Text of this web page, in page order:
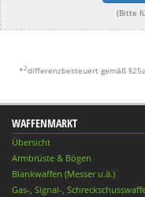
(Bitte
*2differenzbesteuert gemäß
WAFFENMARKT
Übersicht
Armbrüste & Bögen
Blankwaffen (Messer u.ä.)
Gas-, Signal-,